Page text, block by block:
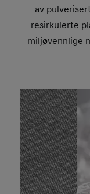
av
resirkulerte
miljøvennlige